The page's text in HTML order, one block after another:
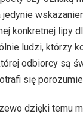
jedynie
konkretnej lipy
ludzi, którzy
odbiorcy są
się
dzięki temu